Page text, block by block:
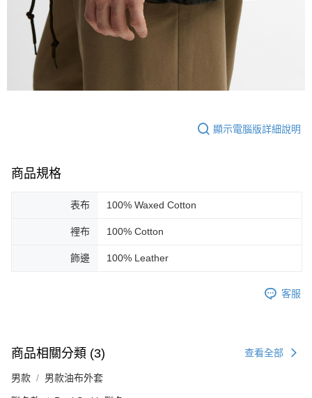
顯示電腦版詳細說明
商品規格
表布 100% Waxed Cotton
裡布 100% Cotton
飾邊 100% Leather
客服
商品相關分類 (3) 查看全部
男款 男款油布外套